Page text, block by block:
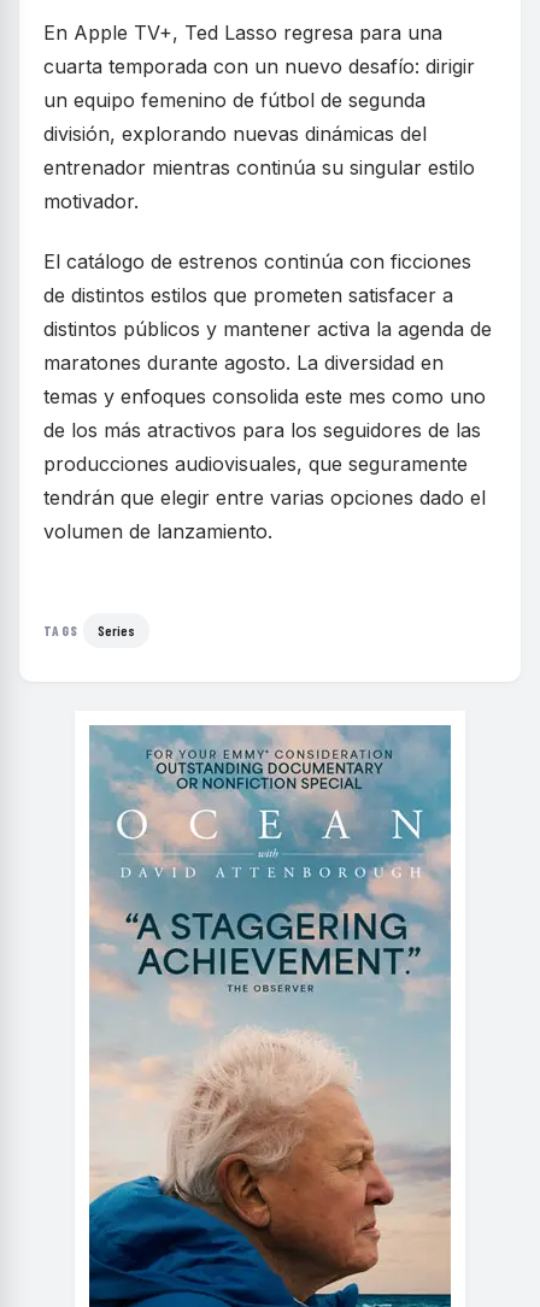
En Apple TV+, Ted Lasso regresa para una
cuarta temporada con un nuevo desafío: dirigir
un equipo femenino de fútbol de segunda
división, explorando nuevas dinámicas del
entrenador mientras continúa su singular estilo
motivador.
El catálogo de estrenos continúa con ficciones
de distintos estilos que prometen satisfacer a
distintos públicos y mantener activa la agenda de
maratones durante agosto. La diversidad en
temas y enfoques consolida este mes como uno
de los más atractivos para los seguidores de las
producciones audiovisuales, que seguramente
tendrán que elegir entre varias opciones dado el
volumen de lanzamiento.
TAGS Series